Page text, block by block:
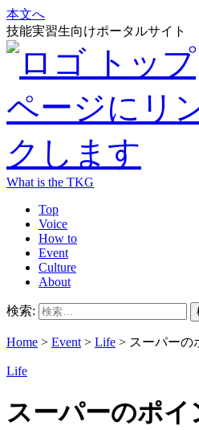
本文へ
技能実習生向けポータルサイト
What is the TKG
Top
Voice
How to
Event
Culture
About
検索:
Home > Event > Life > スーパー
Life
スーパーのポ